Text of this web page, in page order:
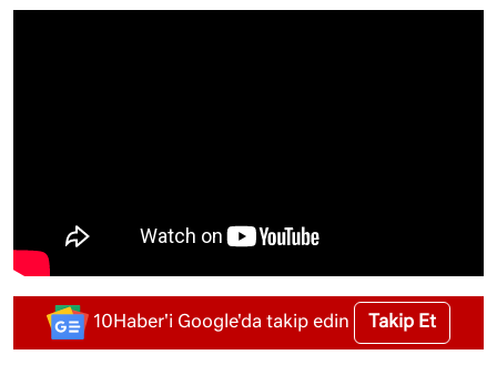
10Haber'i Google'da takip edin Takip Et